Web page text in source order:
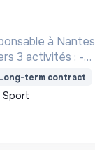
à Nantes
3 activités : -
des
term contract
Sport